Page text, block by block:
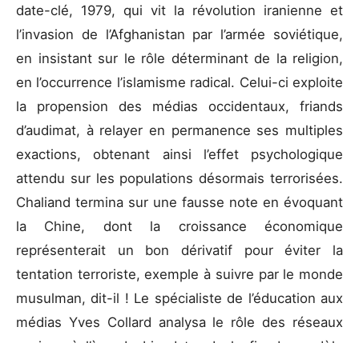
date-clé, 1979, qui vit la révolution iranienne et
l’invasion de l’Afghanistan par l’armée soviétique,
en insistant sur le rôle déterminant de la religion,
en l’occurrence l’islamisme radical. Celui-ci exploite
la propension des médias occidentaux, friands
d’audimat, à relayer en permanence ses multiples
exactions, obtenant ainsi l’effet psychologique
attendu sur les populations désormais terrorisées.
Chaliand termina sur une fausse note en évoquant
la Chine, dont la croissance économique
représenterait un bon dérivatif pour éviter la
tentation terroriste, exemple à suivre par le monde
musulman, dit-il ! Le spécialiste de l’éducation aux
médias Yves Collard analysa le rôle des réseaux